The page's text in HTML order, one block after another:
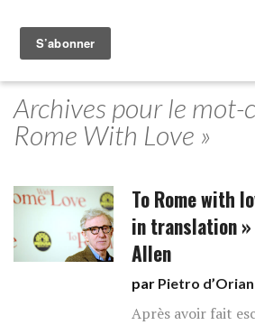
Archives pour le mot-
Rome With Love »
To Rome with
in translation »
Allen
par Pietro
Après avoir fait